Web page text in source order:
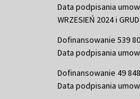
Data podpisania
WRZESIEŃ 2024 i
Dofinansowanie 539
Data podpisania
Dofinansowanie 49
Data podpisania